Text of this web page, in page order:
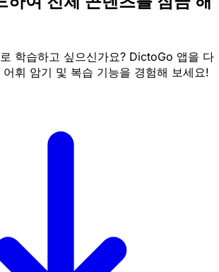
학습하고 싶으신가요? DictoGo 앱을 다
휘 암기 및 복습 기능을 경험해 보세요!